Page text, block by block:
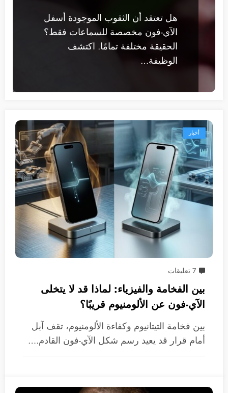
هل تعتقد أن الثقوب الموجودة أسفل
الآي-فون مخصصة للسماعات فقط؟
الحقيقة مختلفة تمامًا. اكتشف
الوظيفة…
أخبار
7 تعليقات
بين الفخامة والفيزياء: لماذا قد لا يتخلى
الآي-فون عن الألومنيوم قريبًا؟
بين فخامة التيتانيوم وكفاءة الألومنيوم، تقف آبل
أمام قرار قد يعيد رسم شكل الآي-فون القادم.…